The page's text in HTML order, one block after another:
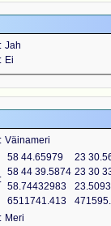
Jah
Ei
Väinameri
58 44.65979
23
58 44 39.5874 23 30
58.74432983
6511741.413
Meri